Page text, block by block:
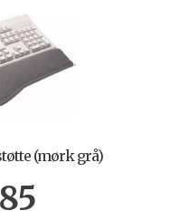
(mørk grå)